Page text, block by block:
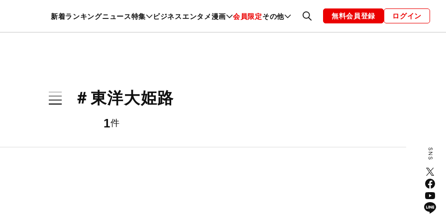
新着ランキングニュース特集 ビジネスエンタメ漫画 会員限定その他
暮らし スポーツ ヘルスケア 美容 グルメ ファッション 恋愛・結婚 編集部 お知らせ
無料会員登録 ログイン
＃東洋大姫路
1件